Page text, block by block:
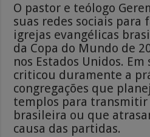
O pastor e teólogo
suas redes sociais para
igrejas evangélicas
da Copa do Mundo de
nos Estados Unidos.
criticou duramente a
congregações que
templos para transmitir
brasileira ou que
causa das partidas.